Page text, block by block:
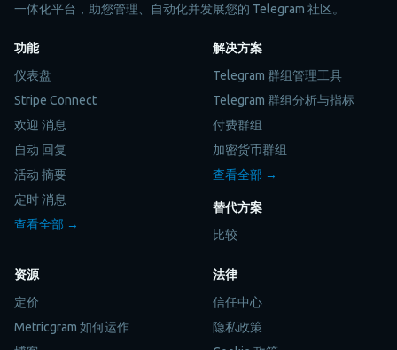
一体化平台，助您管理、自动化并发展您的 Telegram 社区。
功能
仪表盘
Stripe Connect
欢迎 消息
自动 回复
活动 摘要
定时 消息
查看全部 →
解决方案
Telegram 群组管理工具
Telegram 群组分析与指标
付费群组
加密货币群组
查看全部 →
替代方案
比较
资源
定价
Metricgram 如何运作
法律
信任中心
隐私政策